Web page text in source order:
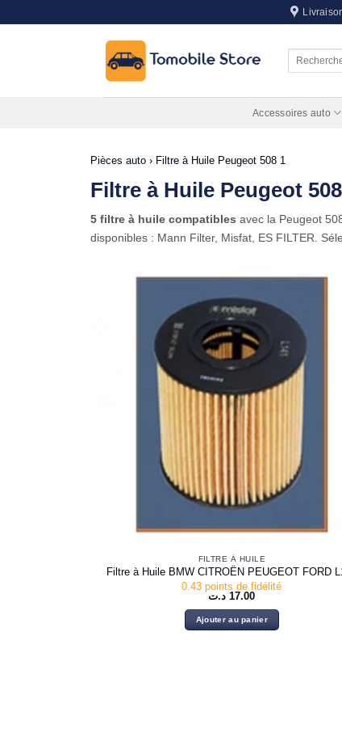
au
Accessoires auto
Pièces auto › Filtre à Huile Peugeot 508 1
Filtre à Huile Peugeot
5 filtre à huile compatibles avec la Peugeot
disponibles : Mann Filter, Misfat, ES FILTER.
FILTRE À HUILE
Filtre à Huile BMW CITROËN PEUGEOT FORD
0.43 points de fidélité
17.00 د.ت
Ajouter au panier